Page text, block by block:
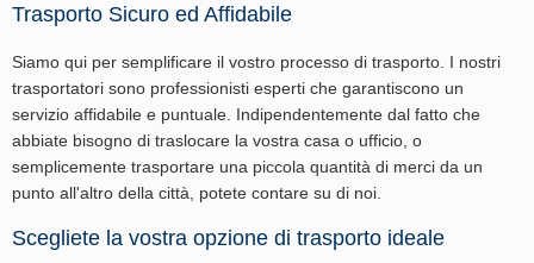
Trasporto Sicuro ed Affidabile
Siamo qui per semplificare il vostro processo di trasporto. I nostri
trasportatori sono professionisti esperti che garantiscono un
servizio affidabile e puntuale. Indipendentemente dal fatto che
abbiate bisogno di traslocare la vostra casa o ufficio, o
semplicemente trasportare una piccola quantità di merci da un
punto all'altro della città, potete contare su di noi.
Scegliete la vostra opzione di trasporto ideale